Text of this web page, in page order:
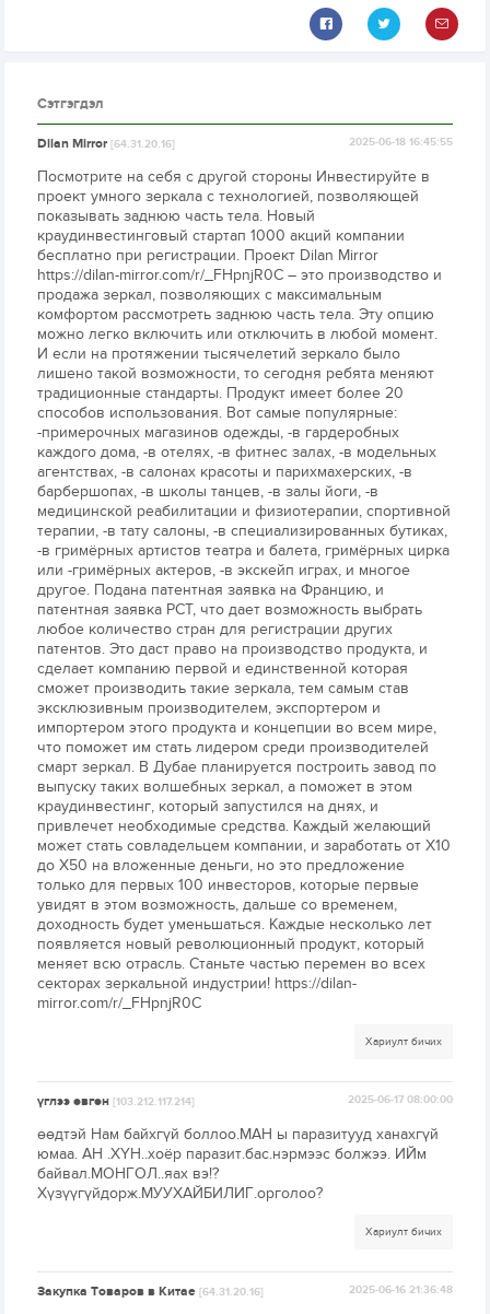
Сэтгэгдэл
Dilan Mirror[64.31.20.16] 2025-06-18 16:45:55
Посмотрите на себя с другой стороны Инвестируйте в
проект умного зеркала с технологией, позволяющей
показывать заднюю часть тела. Новый
краудинвестинговый стартап 1000 акций компании
бесплатно при регистрации. Проект Dilan Mirror
https://dilan-mirror.com/r/_FHpnjR0C – это производство и
продажа зеркал, позволяющих с максимальным
комфортом рассмотреть заднюю часть тела. Эту опцию
можно легко включить или отключить в любой момент.
И если на протяжении тысячелетий зеркало было
лишено такой возможности, то сегодня ребята меняют
традиционные стандарты. Продукт имеет более 20
способов использования. Вот самые популярные:
-примерочных магазинов одежды, -в гардеробных
каждого дома, -в отелях, -в фитнес залах, -в модельных
агентствах, -в салонах красоты и парихмахерских, -в
барбершопах, -в школы танцев, -в залы йоги, -в
медицинской реабилитации и физиотерапии, спортивной
терапии, -в тату салоны, -в специализированных бутиках,
-в гримёрных артистов театра и балета, гримёрных цирка
или -гримёрных актеров, -в экскейп играх, и многое
другое. Подана патентная заявка на Францию, и
патентная заявка PCT, что дает возможность выбрать
любое количество стран для регистрации других
патентов. Это даст право на производство продукта, и
сделает компанию первой и единственной которая
сможет производить такие зеркала, тем самым став
эксклюзивным производителем, экспортером и
импортером этого продукта и концепции во всем мире,
что поможет им стать лидером среди производителей
смарт зеркал. В Дубае планируется построить завод по
выпуску таких волшебных зеркал, а поможет в этом
краудинвестинг, который запустился на днях, и
привлечет необходимые средства. Каждый желающий
может стать совладельцем компании, и заработать от X10
до Х50 на вложенные деньги, но это предложение
только для первых 100 инвесторов, которые первые
увидят в этом возможность, дальше со временем,
доходность будет уменьшаться. Каждые несколько лет
появляется новый революционный продукт, который
меняет всю отрасль. Станьте частью перемен во всех
секторах зеркальной индустрии! https://dilan-
mirror.com/r/_FHpnjR0C
Хариулт бичих
үглээ өвгөн[103.212.117.214] 2025-06-17 08:00:00
өөдтэй Нам байхгүй боллоо.МАН ы паразитууд ханахгүй
юмаа. АН .ХҮН..хоёр паразит.бас.нэрмээс болжээ. ИЙм
байвал.МОНГОЛ..яах вэ!?
Хүзүүгүйдорж.МУУХАЙБИЛИГ.орголоо?
Хариулт бичих
Закупка Товаров в Китае[64.31.20.16] 2025-06-16 21:36:48